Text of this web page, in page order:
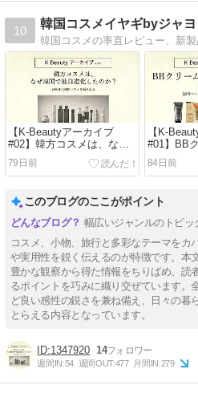
10
韓国コスメイヤギbyジャヨ
【K-Beautyアーカイブ
#02】韓方コスメは、なぜ
韓国で独自進化したのか？
79日前
【K-
#01】BB
行した？
84日前
このブログのここがポイント
幅広いジャンルのトピ
コスメ、小物、旅行と多彩なテーマをカ
や実用性を鋭く伝えるのが特徴です。本
豊かな観察から得た情報をちりばめ、読
るポイントを巧みに織り交ぜています。
ど良い感性の鋭さを兼ね備え、日々の暮
とらえる内容となっています。
1347920 14
週間IN:54 週間OUT:477 月間IN:279